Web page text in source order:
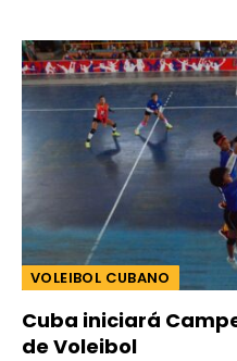
VOLEIBOL CUBANO
Cuba iniciará
de Voleibol